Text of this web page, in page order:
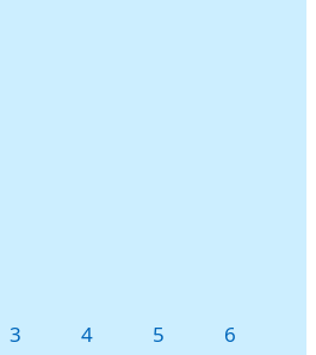
3 42026
5 6